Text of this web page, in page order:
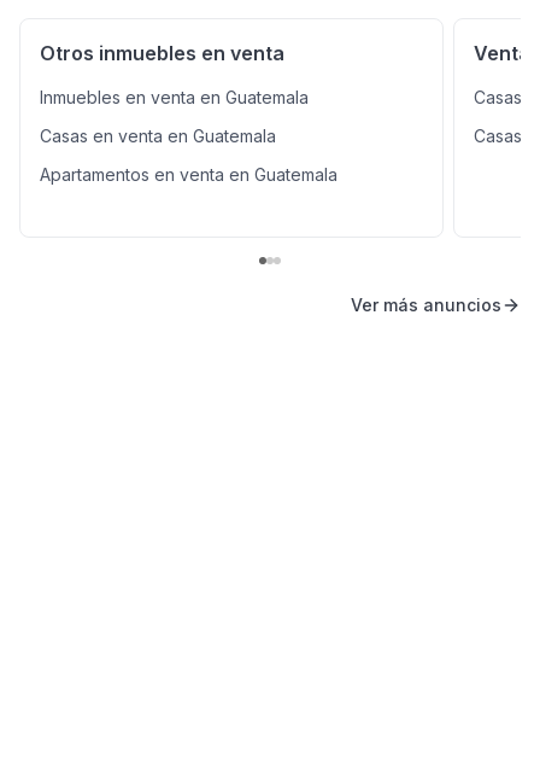
Otros inmuebles en venta
Inmuebles en venta en Guatemala
Casas en venta en Guatemala
Apartamentos en venta en Guatemala
Venta
Casas
Casas
Ver más anuncios